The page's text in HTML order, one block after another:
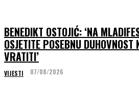
BENEDIKT OSTOJIĆ: ‘NA
OSJETITE POSEBNU DUHOVNOST
VRATITI’
VIJESTI 07/08/2026